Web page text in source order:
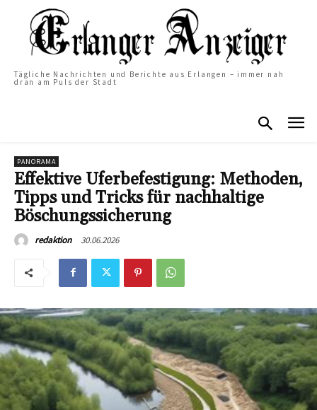
Tägliche Nachrichten und Berichte aus Erlangen – immer nah
dran am Puls der Stadt
PANORAMA
Effektive Uferbefestigung: Methoden,
Tipps und Tricks für nachhaltige
Böschungssicherung
redaktion 30.06.2026